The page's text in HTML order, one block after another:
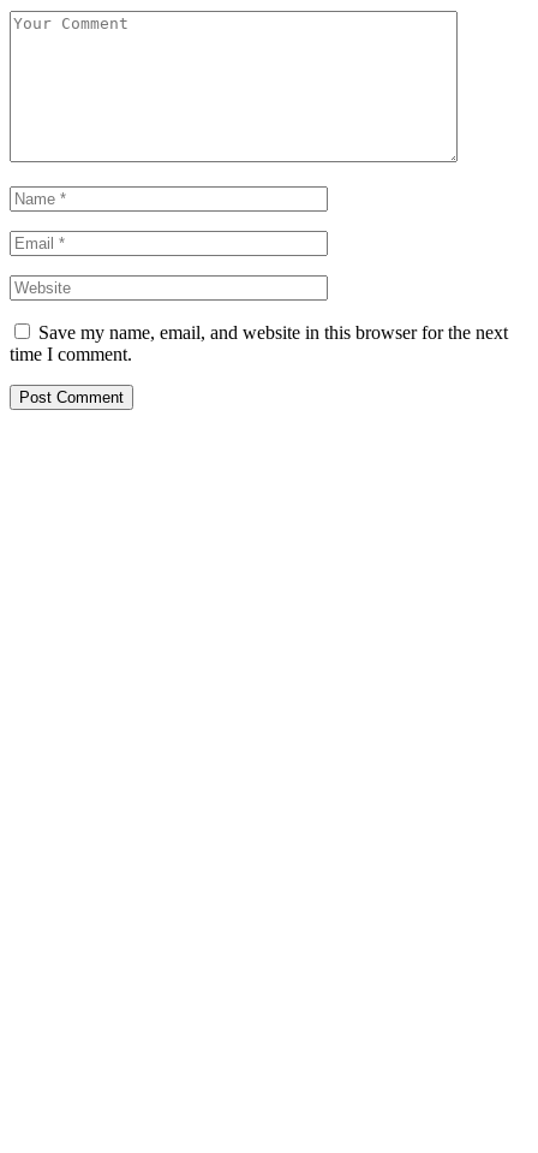
Save my name, email, and website in this browser for the next
time I comment.